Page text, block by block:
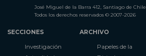
José Miguel de la Barra 412, Santiago de Chile
Todos los derechos reservados © 2007-2026
SECCIONES
Investigación
ARCHIVO
Papeles de la